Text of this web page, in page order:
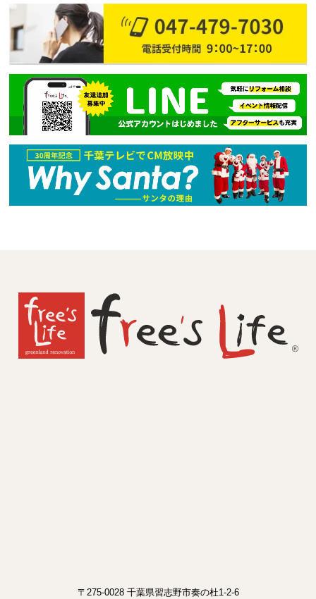
〒275-0028 千葉県習志野市奏の杜1-2-6